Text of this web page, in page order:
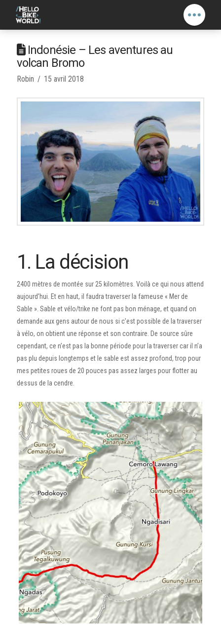
Indonésie – Les aventures au
volcan Bromo
Robin 15 avril 2018
1. La décision
2400 mètres de montée sur 25 kilomètres. Voilà ce qui nous attend
aujourd’hui. Et en haut, il faudra traverser la fameuse « Mer de
Sable ». Sable et vélo/trike ne font pas bon ménage, et quand on
demande aux gens autour de nous si c’est possible de la traverser
à vélo, on obtient une réponse et son contraire. De source sûre
cependant, ce n’est pas la bonne période pour la traverser car il n’a
pas plu depuis longtemps et le sable est assez profond, trop pour
mes petites roues de 20 pouces pas assez larges pour flotter au
dessus de la cendre.